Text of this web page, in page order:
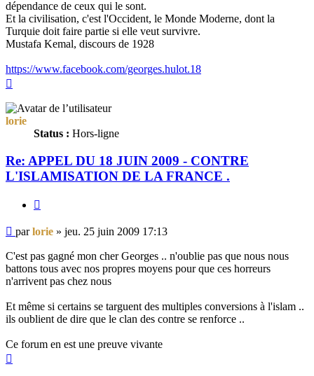
dépendance de ceux qui le sont.
Et la civilisation, c'est l'Occident, le Monde Moderne, dont la
Turquie doit faire partie si elle veut survivre.
Mustafa Kemal, discours de 1928
https://www.facebook.com/georges.hulot.18
lorie
Status : Hors-ligne
Re: APPEL DU 18 JUIN 2009 - CONTRE
L'ISLAMISATION DE LA FRANCE .
Message
non
lu
parlorie » jeu. 25 juin 2009 17:13
C'est pas gagné mon cher Georges .. n'oublie pas que nous nous
battons tous avec nos propres moyens pour que ces horreurs
n'arrivent pas chez nous
Et même si certains se targuent des multiples conversions à l'islam ..
ils oublient de dire que le clan des contre se renforce ..
Ce forum en est une preuve vivante